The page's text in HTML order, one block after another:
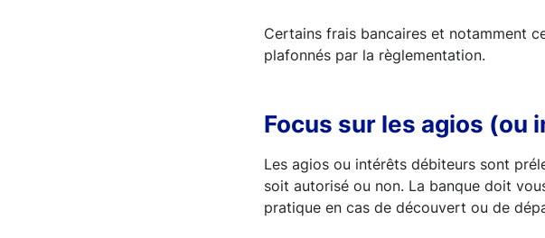
Certains frais bancaires et notamment
plafonnés par la règlementation.
Focus sur les agios (ou
Les agios ou intérêts débiteurs sont
soit autorisé ou non. La banque doit
pratique en cas de découvert ou de